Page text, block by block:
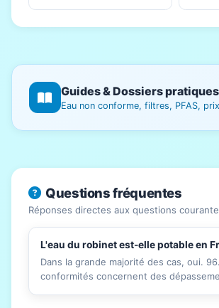
Guides & Dossiers pratiques
Eau non conforme, filtres, PFAS,
Questions fréquentes
Réponses directes aux questions
L'eau du robinet est-elle potable en
Dans la grande majorité des cas, oui.
conformités concernent des